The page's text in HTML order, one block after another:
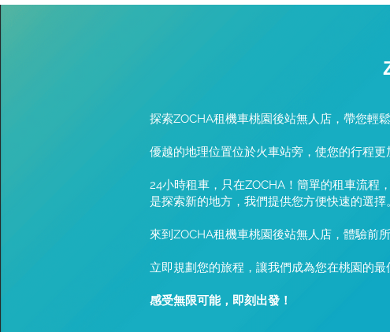
探索ZOCHA租機車桃園後站無人店，帶您輕
優越的地理位置位於火車站旁，使您的行程
24小時租車，只在ZOCHA！簡單的租車流程
是探索新的地方，我們提供您方便快速的選擇。
來到ZOCHA租機車桃園後站無人店，體驗前
立即規劃您的旅程，讓我們成為您在桃園的最
感受無限可能，即刻出發！